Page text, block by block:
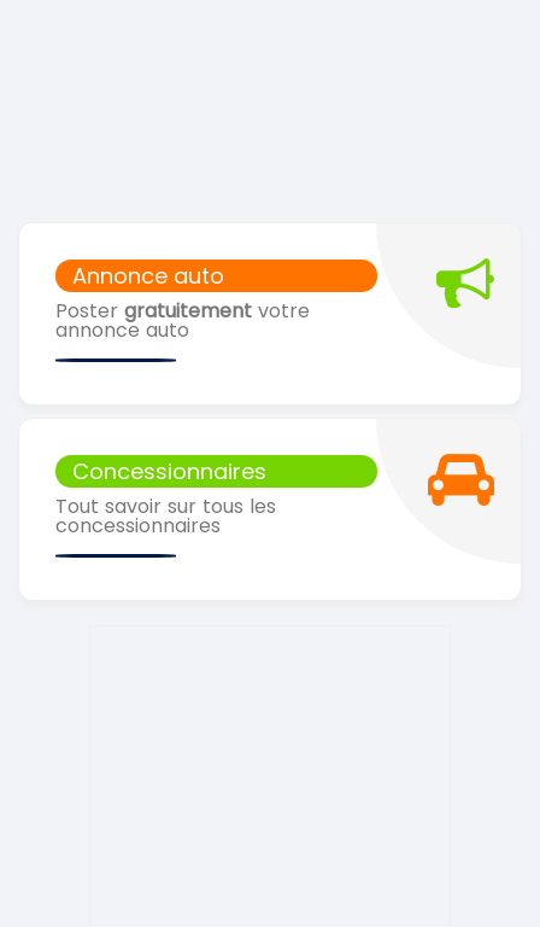
Annonce auto
Poster gratuitement votre
annonce auto
Concessionnaires
Tout savoir sur tous les
concessionnaires